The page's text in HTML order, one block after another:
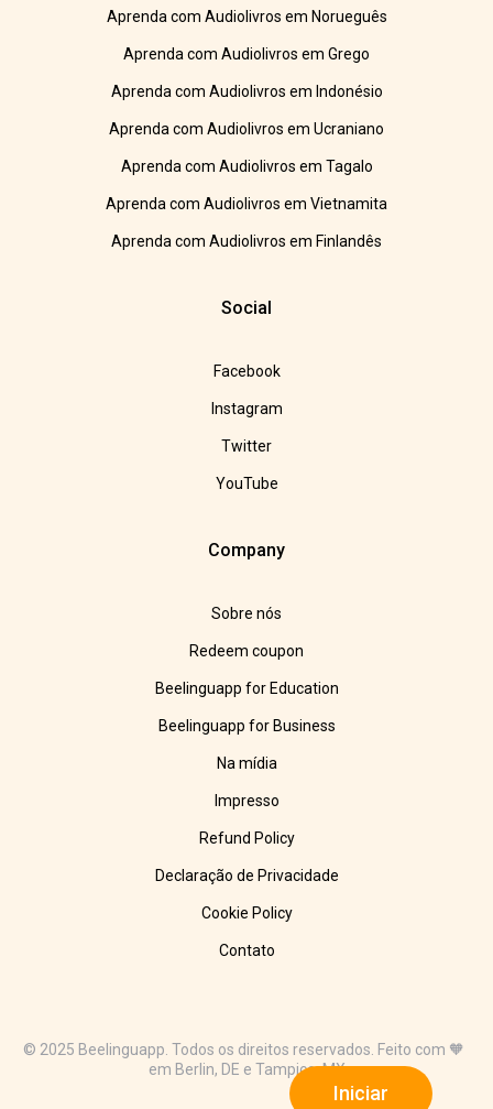
Iniciar
Aprenda com Audiolivros em Norueguês
Aprenda com Audiolivros em Grego
Aprenda com Audiolivros em Indonésio
Aprenda com Audiolivros em Ucraniano
Aprenda com Audiolivros em Tagalo
Aprenda com Audiolivros em Vietnamita
Aprenda com Audiolivros em Finlandês
Social
Facebook
Instagram
Twitter
YouTube
Company
Sobre nós
Redeem coupon
Beelinguapp for Education
Beelinguapp for Business
Na mídia
Impresso
Refund Policy
Declaração de Privacidade
Cookie Policy
Contato
© 2025 Beelinguapp. Todos os direitos reservados. Feito com 🧡
em Berlin, DE e Tampico, MX